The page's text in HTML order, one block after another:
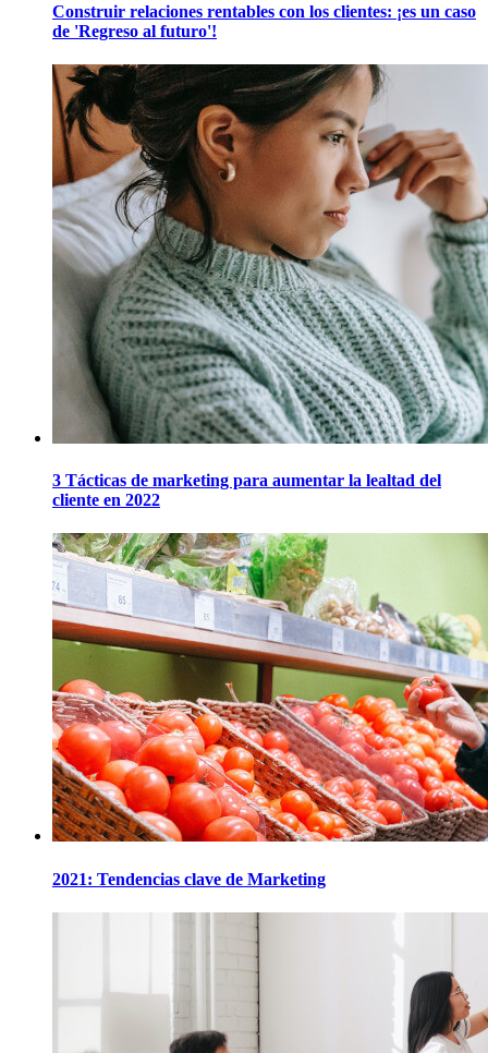
Construir relaciones rentables con los clientes: ¡es un caso
de 'Regreso al futuro'!
3 Tácticas de marketing para aumentar la lealtad del
cliente en 2022
2021: Tendencias clave de Marketing